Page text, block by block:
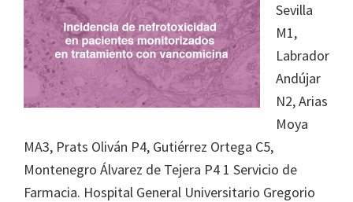
Sevilla
M1,
Labrador
Andújar
N2, Arias
Moya
MA3, Prats Oliván P4, Gutiérrez Ortega C5,
Montenegro Álvarez de Tejera P4 1 Servicio de
Farmacia. Hospital General Universitario Gregorio